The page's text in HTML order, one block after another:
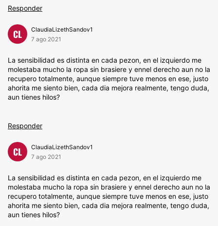
Responder
CL
ClaudiaLizethSandov1
7 ago 2021
La sensibilidad es distinta en cada pezon, en el izquierdo me
molestaba mucho la ropa sin brasiere y ennel derecho aun no la
recupero totalmente, aunque siempre tuve menos en ese, justo
ahorita me siento bien, cada dia mejora realmente, tengo duda,
aun tienes hilos?
Responder
CL
ClaudiaLizethSandov1
7 ago 2021
La sensibilidad es distinta en cada pezon, en el izquierdo me
molestaba mucho la ropa sin brasiere y ennel derecho aun no la
recupero totalmente, aunque siempre tuve menos en ese, justo
ahorita me siento bien, cada dia mejora realmente, tengo duda,
aun tienes hilos?